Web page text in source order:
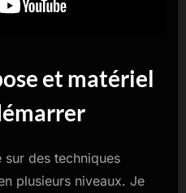
et matériel
des techniques
plusieurs niveaux. Je